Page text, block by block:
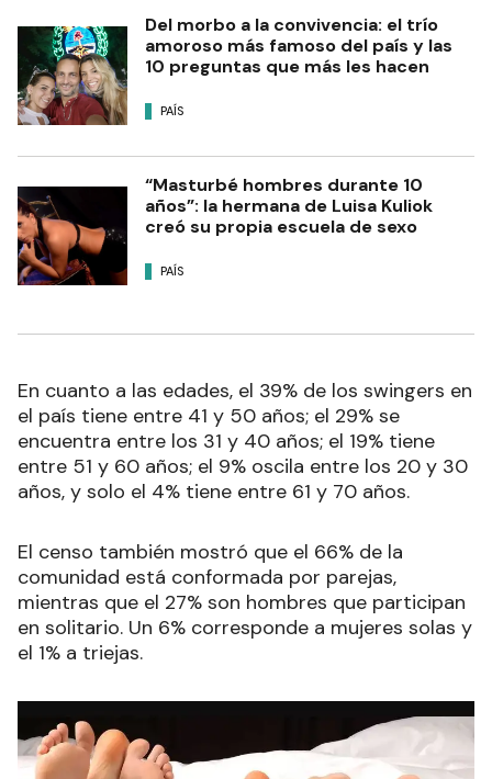
Del morbo a la convivencia: el trío
amoroso más famoso del país y las
10 preguntas que más les hacen
PAÍS
“Masturbé hombres durante 10
años”: la hermana de Luisa Kuliok
creó su propia escuela de sexo
PAÍS
En cuanto a las edades, el 39% de los swingers en
el país tiene entre 41 y 50 años; el 29% se
encuentra entre los 31 y 40 años; el 19% tiene
entre 51 y 60 años; el 9% oscila entre los 20 y 30
años, y solo el 4% tiene entre 61 y 70 años.
El censo también mostró que el 66% de la
comunidad está conformada por parejas,
mientras que el 27% son hombres que participan
en solitario. Un 6% corresponde a mujeres solas y
el 1% a triejas.